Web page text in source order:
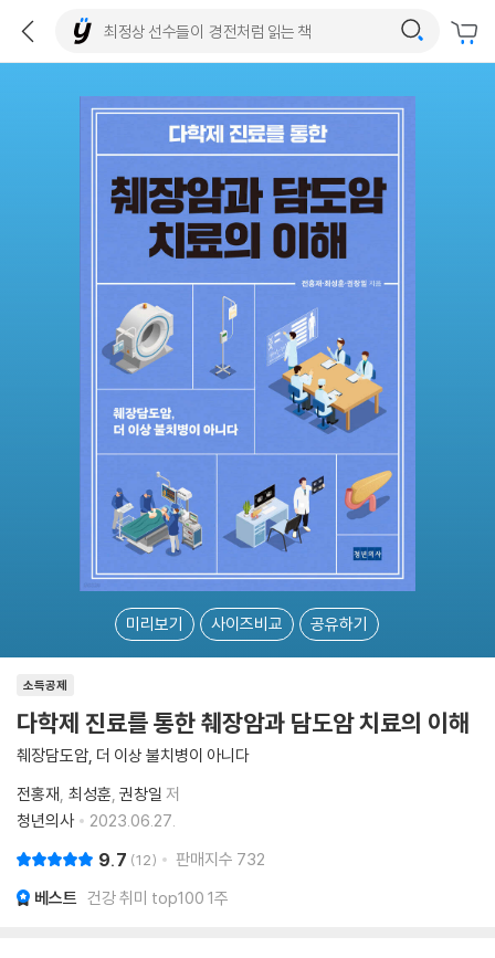
미리보기 사이즈비교 공유하기
소득공제
다학제 진료를 통한 췌장암과 담도암 치료의 이해
췌장담도암, 더 이상 불치병이 아니다
전홍재 최성훈 권창일 저
청년의사
2023.06.27.
9.7 12 판매지수 732
베스트 건강 취미 top100 1주